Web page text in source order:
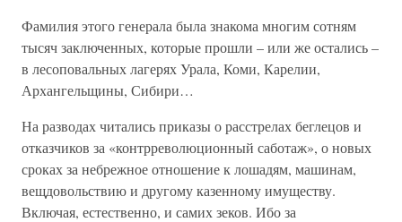
Фамилия этого генерала была знакома многим сотням
тысяч заключенных, которые прошли – или же остались –
в лесоповальных лагерях Урала, Коми, Карелии,
Архангельщины, Сибири…
На разводах читались приказы о расстрелах беглецов и
отказчиков за «контрреволюционный саботаж», о новых
сроках за небрежное отношение к лошадям, машинам,
вещдовольствию и другому казенному имуществу.
Включая, естественно, и самих зеков. Ибо за